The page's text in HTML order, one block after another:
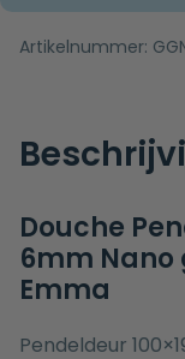
Artikelnummer:
Douche
6mm
Emma
Pendeldeur